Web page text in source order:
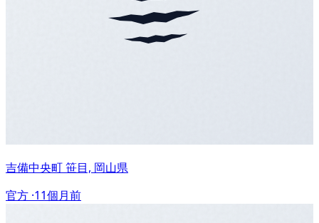
吉備中央町 笹目, 岡山県
官方 ·11個月前